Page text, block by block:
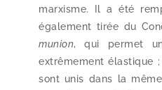
mar­xisme. Il a été
éga­le­ment tirée du
mu­nion, qui per­met
extrê­me­ment élas­tique
sont unis dans la